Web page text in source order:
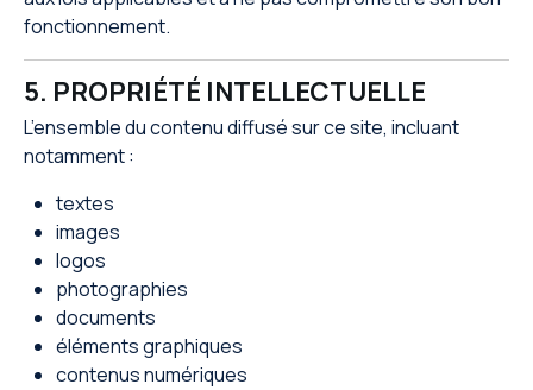
fonctionnement.
5. PROPRIÉTÉ INTELLECTUELLE
L’ensemble du contenu diffusé sur ce site, incluant
notamment :
textes
images
logos
photographies
documents
éléments graphiques
contenus numériques